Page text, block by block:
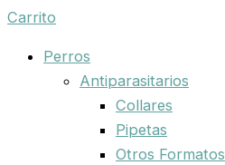
Carrito
Perros
Antiparasitarios
Collares
Pipetas
Otros Formatos